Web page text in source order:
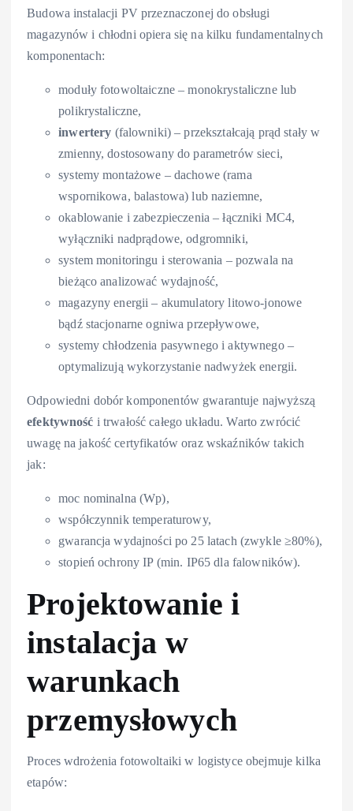
Budowa instalacji PV przeznaczonej do obsługi
magazynów i chłodni opiera się na kilku fundamentalnych
komponentach:
moduły fotowoltaiczne – monokrystaliczne lub
polikrystaliczne,
inwertery (falowniki) – przekształcają prąd stały w
zmienny, dostosowany do parametrów sieci,
systemy montażowe – dachowe (rama
wspornikowa, balastowa) lub naziemne,
okablowanie i zabezpieczenia – łączniki MC4,
wyłączniki nadprądowe, odgromniki,
system monitoringu i sterowania – pozwala na
bieżąco analizować wydajność,
magazyny energii – akumulatory litowo-jonowe
bądź stacjonarne ogniwa przepływowe,
systemy chłodzenia pasywnego i aktywnego –
optymalizują wykorzystanie nadwyżek energii.
Odpowiedni dobór komponentów gwarantuje najwyższą
efektywność i trwałość całego układu. Warto zwrócić
uwagę na jakość certyfikatów oraz wskaźników takich
jak:
moc nominalna (Wp),
współczynnik temperaturowy,
gwarancja wydajności po 25 latach (zwykle ≥80%),
stopień ochrony IP (min. IP65 dla falowników).
Projektowanie i
instalacja w
warunkach
przemysłowych
Proces wdrożenia fotowoltaiki w logistyce obejmuje kilka
etapów: